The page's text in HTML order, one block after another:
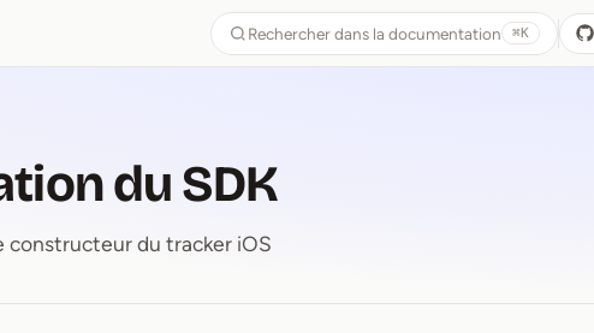
Rechercher dans la documentation ⌘K
du SDK
du tracker iOS